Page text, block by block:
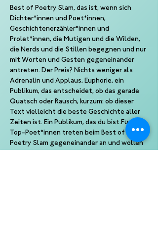
Best of Poetry Slam, das ist, wenn sich
Dichter*innen und Poet*innen,
Geschichtenerzähler*innen und
Prolet*innen, die Mutigen und die Wilden,
die Nerds und die Stillen begegnen und nur
mit Worten und Gesten gegeneinander
antreten. Der Preis? Nichts weniger als
Adrenalin und Applaus, Euphorie, ein
Publikum, das entscheidet, ob das gerade
Quatsch oder Rausch, kurzum: ob dieser
Text vielleicht die beste Geschichte aller
Zeiten ist. Ein Publikum, das du bist.Fünf
Top-Poet*innen treten beim Best of
Poetry Slam gegeneinander an und wollen